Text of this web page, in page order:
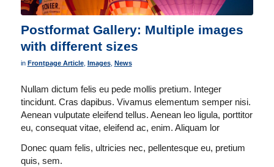
Postformat Gallery: Multiple images
with different sizes
in Frontpage Article, Images, News
Nullam dictum felis eu pede mollis pretium. Integer
tincidunt. Cras dapibus. Vivamus elementum semper nisi.
Aenean vulputate eleifend tellus. Aenean leo ligula, porttitor
eu, consequat vitae, eleifend ac, enim. Aliquam lor
Donec quam felis, ultricies nec, pellentesque eu, pretium
quis, sem.